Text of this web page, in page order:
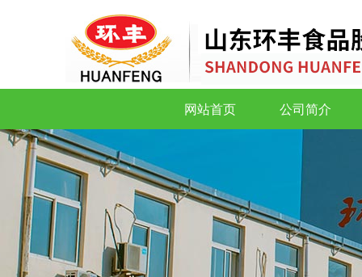
网站首页 公司简介